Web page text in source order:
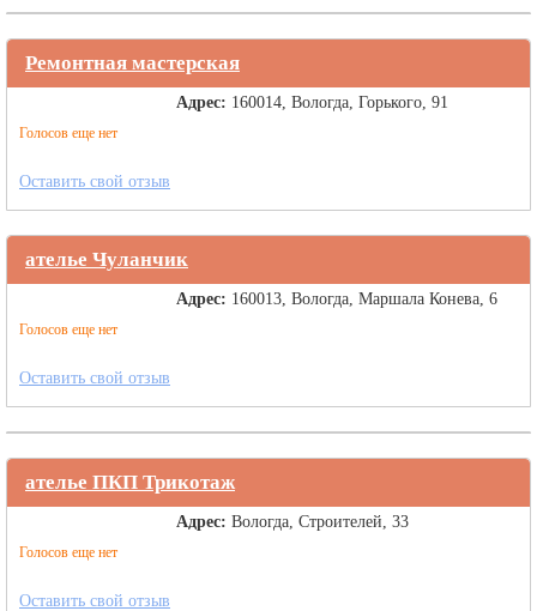
Ремонтная мастерская
Голосов еще нет
Адрес: 160014, Вологда, Горького, 91
Оставить свой отзыв
ателье Чуланчик
Голосов еще нет
Адрес: 160013, Вологда, Маршала Конева, 6
Оставить свой отзыв
ателье ПКП Трикотаж
Голосов еще нет
Адрес: Вологда, Строителей, 33
Оставить свой отзыв